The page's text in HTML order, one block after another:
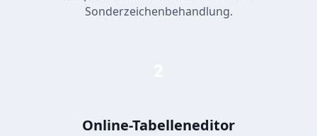
Sonderzeichenbehandlung.
Online-Tabelleneditor